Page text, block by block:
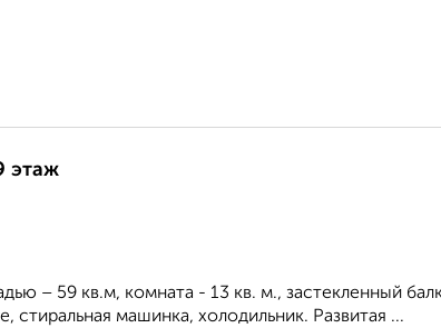
этаж
– 59 кв.м, комната - 13 кв. м., застекленный
стиральная машинка, холодильник. Развитая ...